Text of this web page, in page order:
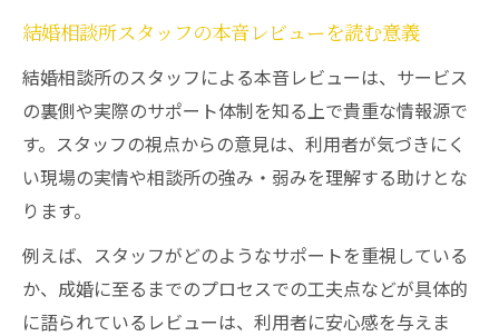
結婚相談所スタッフの本音レビューを読む意義
結婚相談所のスタッフによる本音レビューは、サービス
の裏側や実際のサポート体制を知る上で貴重な情報源で
す。スタッフの視点からの意見は、利用者が気づきにく
い現場の実情や相談所の強み・弱みを理解する助けとな
ります。
例えば、スタッフがどのようなサポートを重視している
か、成婚に至るまでのプロセスでの工夫点などが具体的
に語られているレビューは、利用者に安心感を与えま